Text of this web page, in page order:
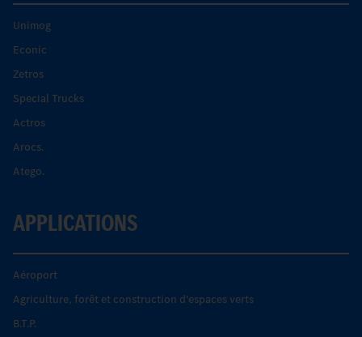
Unimog
Econic
Zetros
Special Trucks
Actros
Arocs.
Atego.
APPLICATIONS
Aéroport
Agriculture, forêt et construction d'espaces verts
B.T.P.